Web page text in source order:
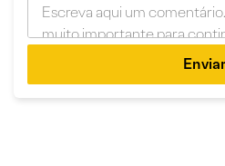
Enviar